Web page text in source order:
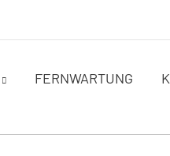
FERNWARTUNG